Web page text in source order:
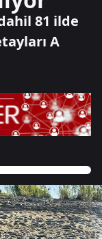
81 ilde
A